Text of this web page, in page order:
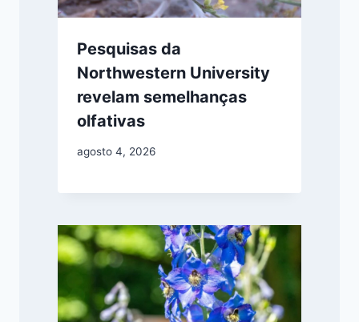
Pesquisas da
Northwestern University
revelam semelhanças
olfativas
agosto 4, 2026